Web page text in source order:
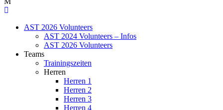
AST 2026 Volunteers
AST 2024 Volunteers – Infos
AST 2026 Volunteers
Teams
Trainingszeiten
Herren
Herren 1
Herren 2
Herren 3
Herren 4